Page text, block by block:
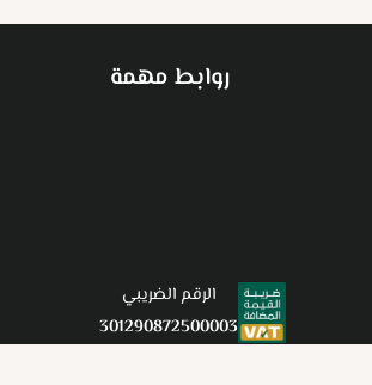
روابط مهمة
الرقم الضريبي
301290872500003